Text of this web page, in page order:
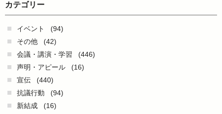
カテゴリー
イベント
(94)
その他
(42)
会議・講演・学習
(446)
声明・アピール
(16)
宣伝
(440)
抗議行動
(94)
新結成
(16)